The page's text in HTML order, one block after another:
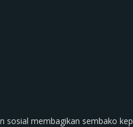
sosial membagikan sembako